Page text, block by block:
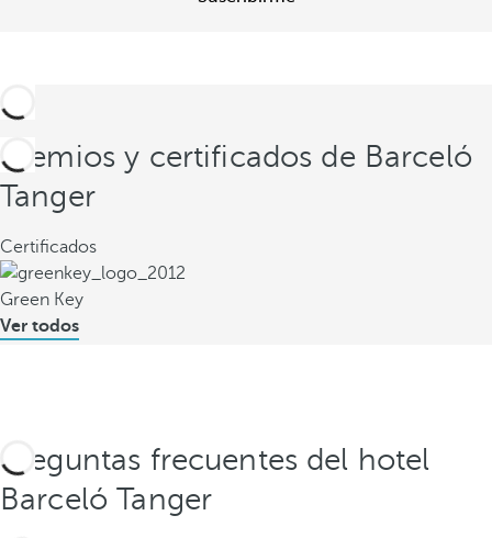
Premios y certificados de Barceló
Tanger
Certificados
Green Key
Ver todos
Preguntas frecuentes del hotel
Barceló Tanger